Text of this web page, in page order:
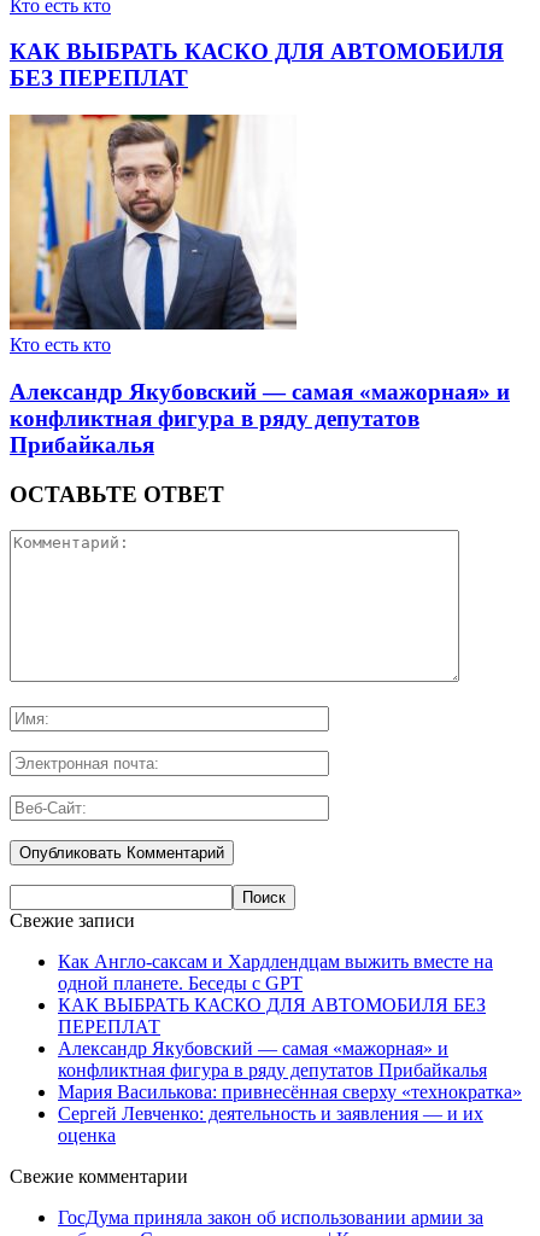
Кто есть кто
КАК ВЫБРАТЬ КАСКО ДЛЯ АВТОМОБИЛЯ
БЕЗ ПЕРЕПЛАТ
Кто есть кто
Александр Якубовский — самая «мажорная» и
конфликтная фигура в ряду депутатов
Прибайкалья
ОСТАВЬТЕ ОТВЕТ
Свежие записи
Как Англо-саксам и Хардлендцам выжить вместе на
одной планете. Беседы с GPT
КАК ВЫБРАТЬ КАСКО ДЛЯ АВТОМОБИЛЯ БЕЗ
ПЕРЕПЛАТ
Александр Якубовский — самая «мажорная» и
конфликтная фигура в ряду депутатов Прибайкалья
Мария Василькова: привнесённая сверху «технократка»
Сергей Левченко: деятельность и заявления — и их
оценка
Свежие комментарии
ГосДума приняла закон об использовании армии за